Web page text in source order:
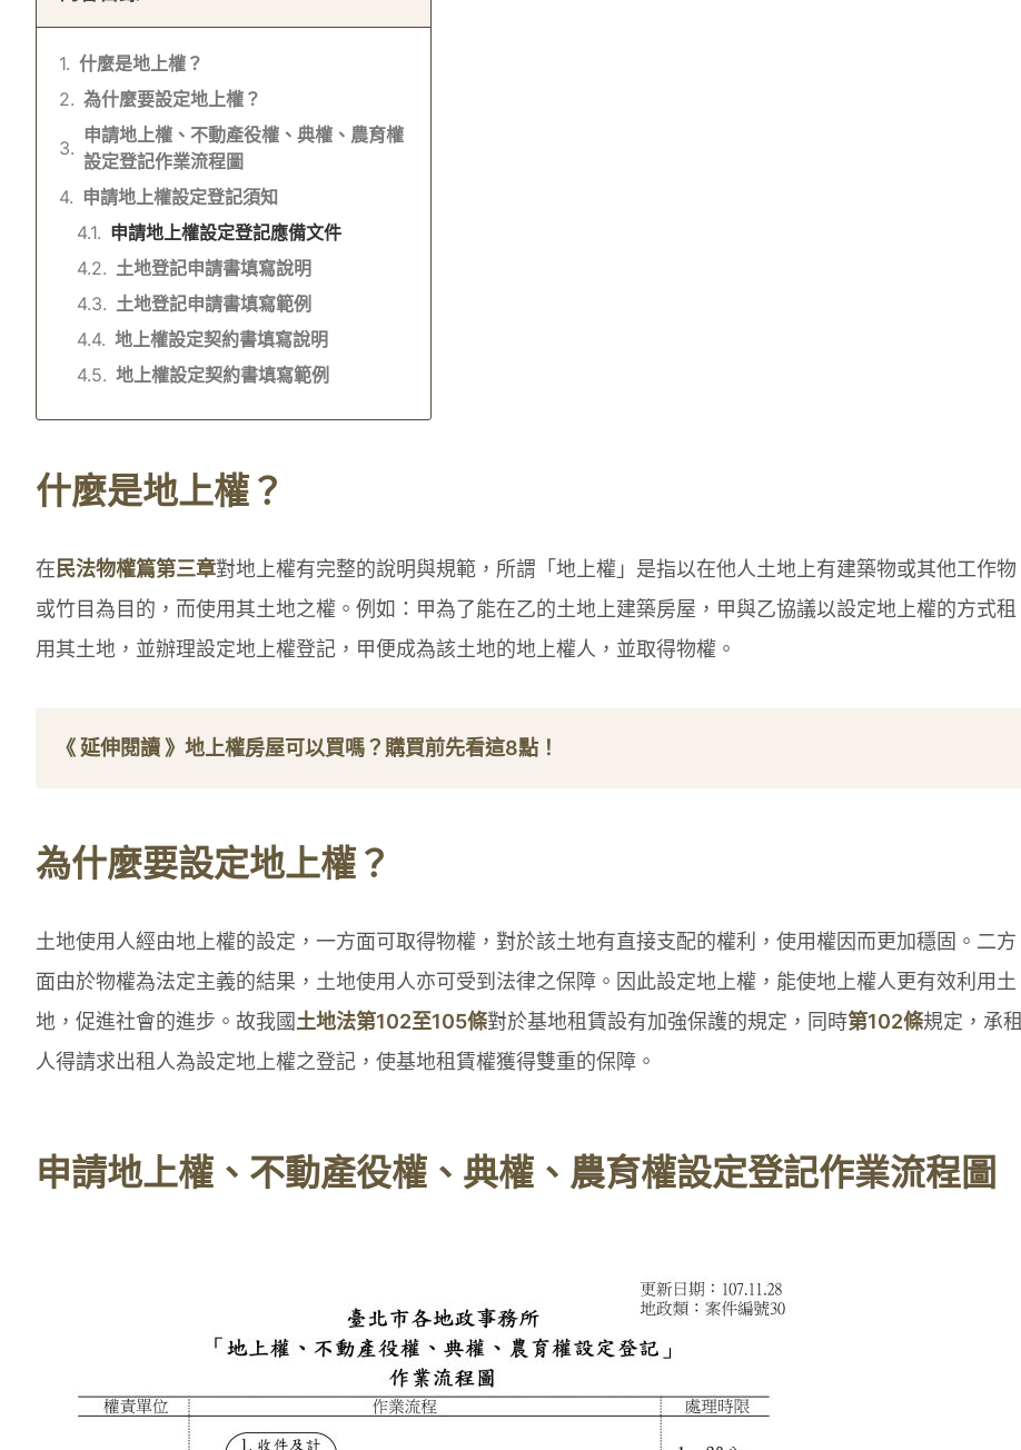
什麼是地上權？
為什麼要設定地上權？
申請地上權、不動產役權、典權、農育權
設定登記作業流程圖
申請地上權設定登記須知
申請地上權設定登記應備文件
土地登記申請書填寫說明
土地登記申請書填寫範例
地上權設定契約書填寫說明
地上權設定契約書填寫範例
什麼是地上權？
在民法物權篇第三章對地上權有完整的說明與規範，所謂「地上權」是指以在他人土地上有建築物或其他工作物
或竹目為目的，而使用其土地之權。例如：甲為了能在乙的土地上建築房屋，甲與乙協議以設定地上權的方式租
用其土地，並辦理設定地上權登記，甲便成為該土地的地上權人，並取得物權。
《 延伸閱讀 》 地上權房屋可以買嗎？購買前先看這8點！
為什麼要設定地上權？
土地使用人經由地上權的設定，一方面可取得物權，對於該土地有直接支配的權利，使用權因而更加穩固。二方
面由於物權為法定主義的結果，土地使用人亦可受到法律之保障。因此設定地上權，能使地上權人更有效利用土
地，促進社會的進步。故我國 土地法第102至105條對於基地租賃設有加強保護的規定，同時第102條規定，承租
人得請求出租人為設定地上權之登記，使基地租賃權獲得雙重的保障。
申請地上權、不動產役權、典權、農育權設定登記作業流程圖